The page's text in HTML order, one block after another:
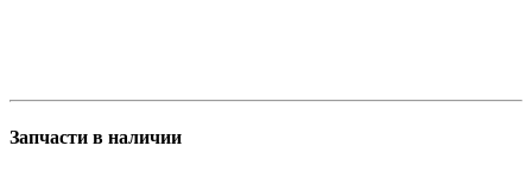
Запчасти в наличии